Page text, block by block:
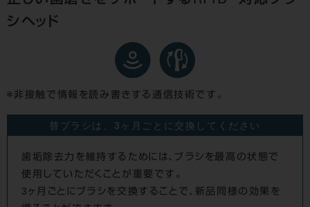
シヘッド
非接触で情報を読み書きする通信技術です。
替ブラシは、3ヶ月ごとに交換してください
歯垢除去力を維持するためには、ブラシを最高の状態で
使用していただくことが重要です。
3ヶ月ごとにブラシを交換することで、新品同様の効果を